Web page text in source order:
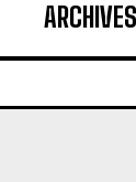
ARCHIVES